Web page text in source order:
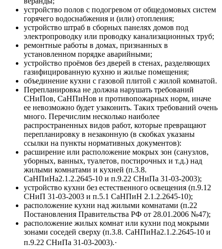
устройство полов с подогревом от общедомовых систем
горячего водоснабжения и (или) отопления;
устройство штраб в сборных панелях домов под
электропроводку или проводку канализационных труб;
ремонтные работы в домах, признанных в
установленном порядке аварийными;
устройство проёмов без дверей в стенах, разделяющих
газифицированную кухню и жилые помещения;
объединение кухни с газовой плитой с жилой комнатой.
Перепланировка не должна нарушать требований
СНиПов, СаНПиНов и противопожарных норм, иначе
ее невозможно будет узаконить. Таких требований очень
много. Перечислим несколько наиболее
распространенных видов работ, которые превращают
перепланировку в незаконную (в скобках указаны
ссылки на пункты нормативных документов):
расширение или расположение мокрых зон (санузлов,
уборных, ванных, туалетов, постирочных и т.д.) над
жилыми комнатами и кухней (п.3.8.
СаНПиНа2.1.2.2645-10 и п.9.22 СНиПа 31-03-2003);
устройство кухни без естественного освещения (п.9.12
СНиП 31-03-2003 и п.5.1 СаНПиН 2.1.2.2645-10);
расположение кухни над жилыми комнатами (п.22
Постановления Правительства РФ от 28.01.2006 №47);
расположение жилых комнат или кухни под мокрыми
зонами соседей сверху (п.3.8. СаНПиНа2.1.2.2645-10 и
п.9.22 СНиПа 31-03-2003).·